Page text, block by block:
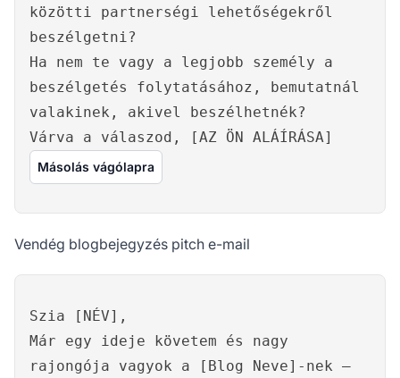
közötti partnerségi lehetőségekről
beszélgetni?
Ha nem te vagy a legjobb személy a
beszélgetés folytatásához, bemutatnál
valakinek, akivel beszélhetnék?
Várva a válaszod, [AZ ÖN ALÁÍRÁSA]
Másolás vágólapra
Vendég blogbejegyzés pitch e-mail
Szia [NÉV],
Már egy ideje követem és nagy
rajongója vagyok a [Blog Neve]-nek –